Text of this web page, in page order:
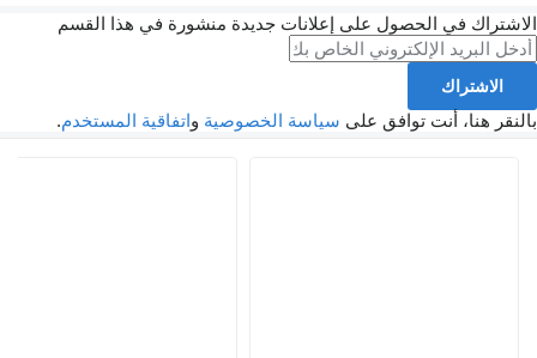
الاشتراك في الحصول على إعلانات جديدة منشورة في هذا القسم
الاشتراك
بالنقر هنا، أنت توافق على سياسة الخصوصية واتفاقية المستخدم.